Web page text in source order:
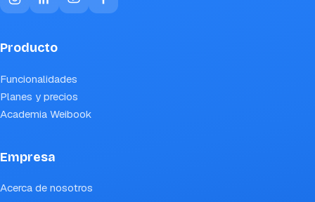
Producto
Funcionalidades
Planes y precios
Academia Weibook
Empresa
Acerca de nosotros